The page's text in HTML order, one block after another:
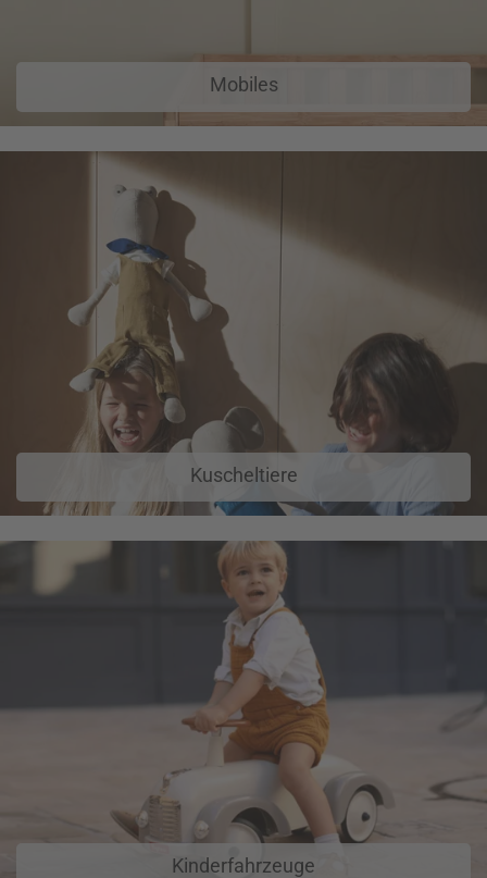
Mobiles
Kuscheltiere
Kinderfahrzeuge